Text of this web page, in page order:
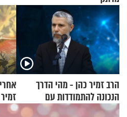
הרב זמיר כהן - מהי הדרך
הנכונה להתמודדות עם
אסונות?